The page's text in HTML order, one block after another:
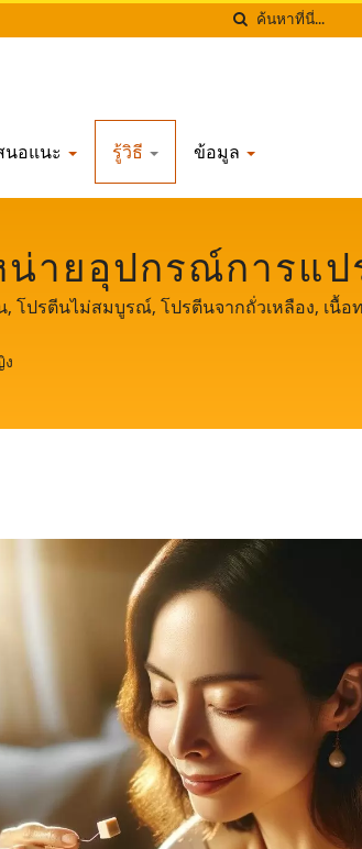
นอแนะ รู้วิธี ข้อมูล
ายอุปกรณ์การแป
SOON LIH
ปรตีนไม่สมบูรณ์, โปรตีนจากถั่วเหลือง, เนื้อท
Ltd. ซึ่งเป็นผู้นำด้านเครื่องทำถั่วเหลืองและเ
หู้ให้กับลูกค้าทั่วโลกของเรา ให้เราเป็นพันธ
ง